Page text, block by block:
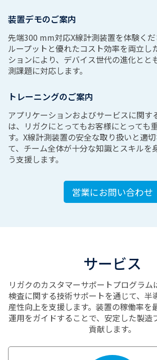
装置デモのご案内
先端300 mm対応X線計測装置を体験く
ループットと優れたコスト効率を両立し
ションにより、デバイス世代の進化とと
測課題に対応します。
トレーニングのご案内
アプリケーションおよびサービスに関す
は、リガクにとってもお客様にとっても
す。X線計測装置の安全な取り扱いと適
て、チーム全体が十分な知識とスキルを
う支援します。
営業にお問い合わせ
サービス
リガクのカスタマーサポートプログラム
検査に関する技術サポートを通じて、半
産性向上を支援します。装置の稼働率を
運用をガイドすることで、安定した製造
貢献します。